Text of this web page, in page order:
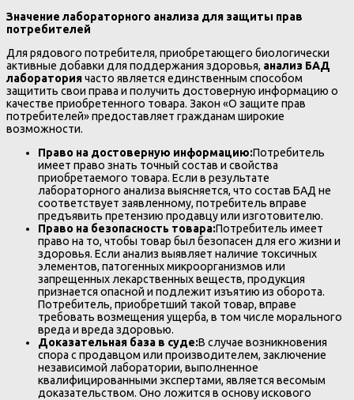
Значение лабораторного анализа для защиты прав
потребителей
Для рядового потребителя, приобретающего биологически
активные добавки для поддержания здоровья, анализ БАД
лабораториячасто является единственным способом
защитить свои права и получить достоверную информацию о
качестве приобретенного товара. Закон «О защите прав
потребителей» предоставляет гражданам широкие
возможности.
Право на достоверную информацию:Потребитель
имеет право знать точный состав и свойства
приобретаемого товара. Если в результате
лабораторного анализа выясняется, что состав БАД не
соответствует заявленному, потребитель вправе
предъявить претензию продавцу или изготовителю.
Право на безопасность товара:Потребитель имеет
право на то, чтобы товар был безопасен для его жизни и
здоровья. Если анализ выявляет наличие токсичных
элементов, патогенных микроорганизмов или
запрещенных лекарственных веществ, продукция
признается опасной и подлежит изъятию из оборота.
Потребитель, приобретший такой товар, вправе
требовать возмещения ущерба, в том числе морального
вреда и вреда здоровью.
Доказательная база в суде:В случае возникновения
спора с продавцом или производителем, заключение
независимой лаборатории, выполненное
квалифицированными экспертами, является весомым
доказательством. Оно ложится в основу искового